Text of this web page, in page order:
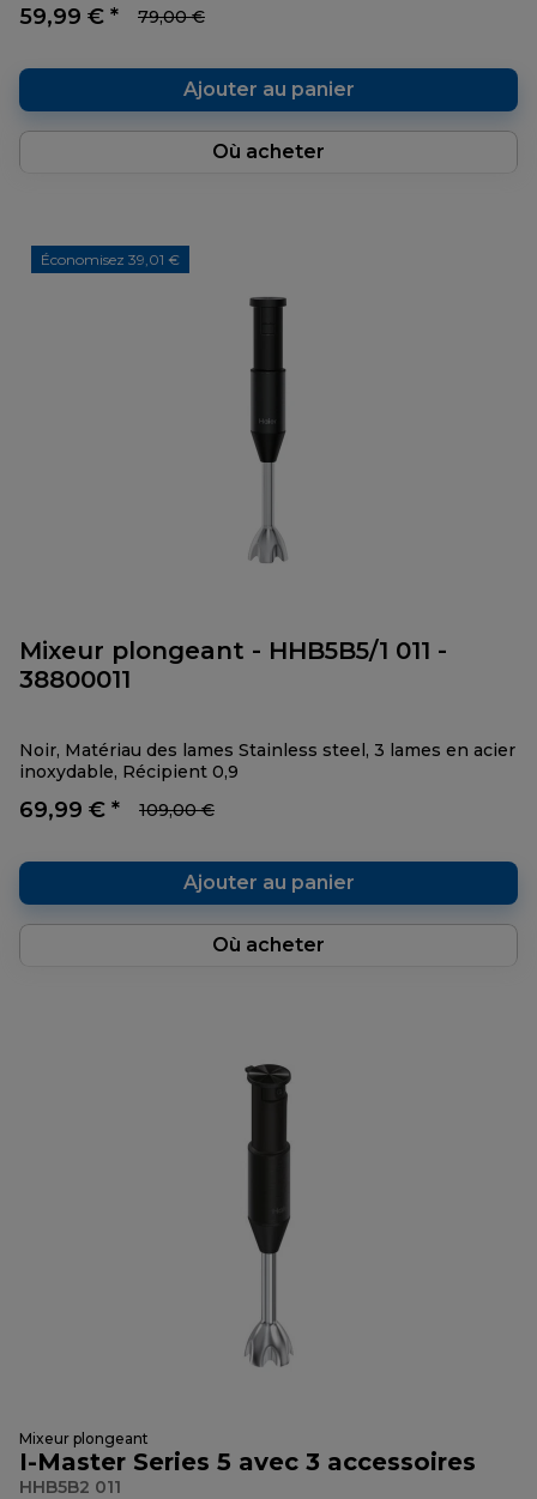
59,99 € * 79,00 €
Ajouter au panier
Où acheter
Économisez 39,01 €
Mixeur plongeant - HHB5B5/1 011 -
38800011
Noir, Matériau des lames Stainless steel, 3 lames en acier
inoxydable, Récipient 0,9
69,99 € * 109,00 €
Ajouter au panier
Où acheter
Mixeur plongeant
I-Master Series 5 avec 3 accessoires
HHB5B2 011